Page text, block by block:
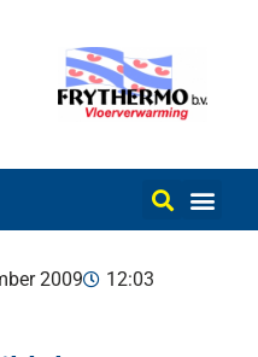
2009
12:03